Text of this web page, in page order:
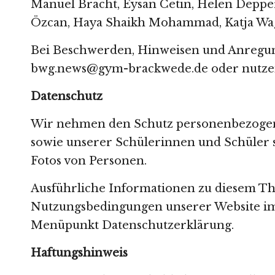
w
s
Manuel Bracht, Eysan Cetin, Helen
Özcan, Haya Shaikh Mohammad, Katja
Bei Beschwerden, Hinweisen und
bwg.news@gym-brackwede.de oder
Datenschutz
Wir nehmen den Schutz
sowie unserer Schülerinnen und Schüler
Fotos von Personen.
Ausführliche Informationen zu diesem
Nutzungsbedingungen unserer Website
Menüpunkt Datenschutzerklärung.
Haftungshinweis